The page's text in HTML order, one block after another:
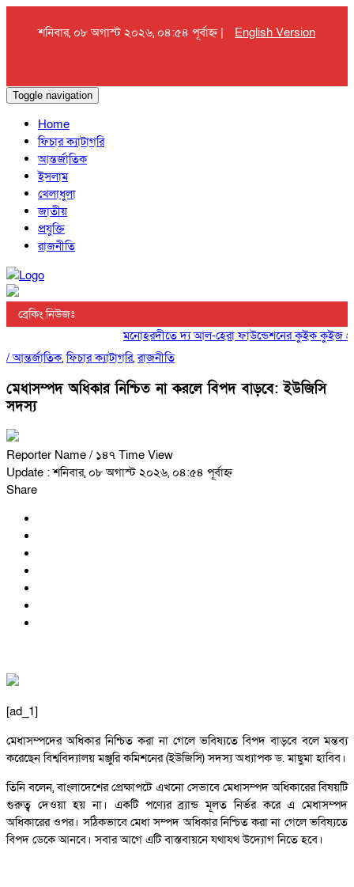
শনিবার, ০৮ অগাস্ট ২০২৬, ০৪:৫৪ পূর্বাহ্ন | English Version
Toggle navigation
Home
ফিচার ক্যাটাগরি
আন্তর্জাতিক
ইসলাম
খেলাধুলা
জাতীয়
প্রযুক্তি
রাজনীতি
ব্রেকিং নিউজঃ
মনোহরদীতে দ্য আল-হেরা ফাউন্ডেশনের কুইক কুইজ
/আন্তর্জাতিক,ফিচার ক্যাটাগরি,রাজনীতি
মেধাসম্পদ অধিকার নিশ্চিত না করলে বিপদ বাড়বে: ইউজিসি
সদস্য
Reporter Name / ১৪৭ Time View
Update : শনিবার, ০৮ অগাস্ট ২০২৬, ০৪:৫৪ পূর্বাহ্ন
Share
[ad_1]
মেধাসম্পদের অধিকার নিশ্চিত করা না গেলে ভবিষ্যতে বিপদ বাড়বে বলে মন্তব্য
করেছেন বিশ্ববিদ্যালয় মঞ্জুরি কমিশনের (ইউজিসি) সদস্য অধ্যাপক ড. মাছুমা হাবিব।
তিনি বলেন, বাংলাদেশের প্রেক্ষাপটে এখনো সেভাবে মেধাসম্পদ অধিকারের বিষয়টি
গুরুত্ব দেওয়া হয় না। একটি পণ্যের ব্র্যান্ড মূলত নির্ভর করে এ মেধাসম্পদ
অধিকারের ওপর। সঠিকভাবে মেধা সম্পদ অধিকার নিশ্চিত করা না গেলে ভবিষ্যতে
বিপদ ডেকে আনবে। সবার আগে এটি বাস্তবায়নে যথাযথ উদ্যোগ নিতে হবে।